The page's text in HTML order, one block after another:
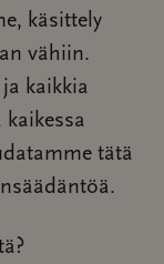
käsittely
vähiin.
kaikkia
tätä